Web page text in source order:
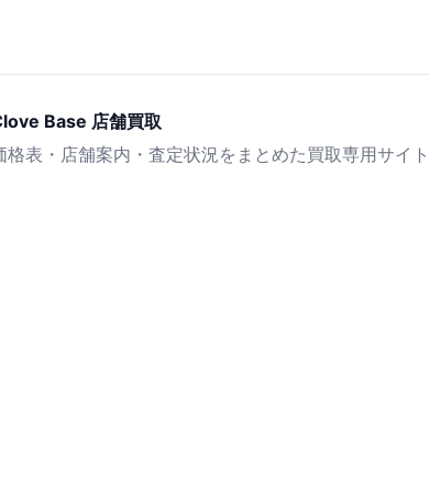
Base 店舗買取
格表・店舗案内・査定状況をまとめた買取専用サイト